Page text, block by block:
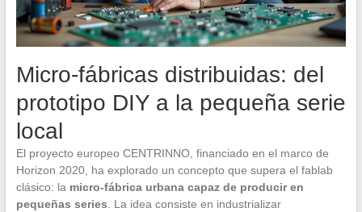
Micro-fábricas distribuidas: del
prototipo DIY a la pequeña serie
local
El proyecto europeo CENTRINNO, financiado en el marco de
Horizon 2020, ha explorado un concepto que supera el fablab
clásico: la micro-fábrica urbana capaz de producir en
pequeñas series . La idea consiste en industrializar